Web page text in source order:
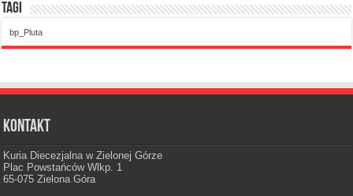
Tagi
bp_Pluta
Kontakt
Kuria Diecezjalna w Zielonej Górze
Plac Powstańców Wlkp. 1
65-075 Zielona Góra